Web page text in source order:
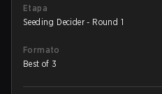
Etapa
Seeding Decider - Round 1
Formato
Best of 3